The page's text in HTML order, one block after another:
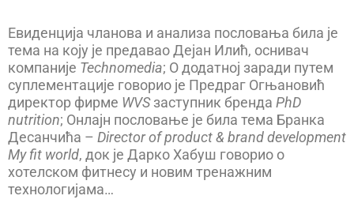
Евиденција чланова и анализа пословања била је
тема на коју је предавао Дејан Илић, оснивач
компаније Technomedia; О додатној заради путем
суплементације говорио је Предраг Огњановић
директор фирме WVSзаступник бренда PhD
nutrition; Онлајн пословање је била тема Бранка
Десанчића – Director of product & brand development
My fit world, док је Дарко Хабуш говорио о
хотелском фитнесу и новим тренажним
технологијама…